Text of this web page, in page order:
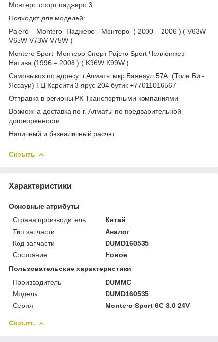
Монтеро спорт паджеро 3
Подходит для моделей:
Pajero – Montero Паджеро - Монтеро ( 2000 – 2006 ) ( V63W
V65W V73W V75W )
Montero Sport Монтеро Спорт Pajero Sport Челленжер
Натива (1996 – 2008 ) ( K96W K99W )
Самовывоз по адресу: г.Алматы мкр.Баянаул 57А, (Толе Би -
Яссауи) ТЦ Карсити 3 ярус 204 бутик +77011016567
Отправка в регионы РК Транспортными компаниями
Возможна доставка по г. Алматы по предварительной
договоренности
Наличный и безналичный расчет
Скрыть
Характеристики
Основные атрибуты
Страна производитель
Китай
Тип запчасти
Аналог
Код запчасти
DUMD160535
Состояние
Новое
Пользовательские характеристики
Производитель
DUMMC
Модель
DUMD160535
Серия
Montero Sport 6G 3.0 24V
Скрыть